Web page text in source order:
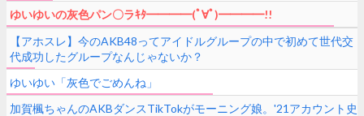
ゆいゆいの灰色パン〇ラｷﾀ━━━━(ﾟ∀ﾟ)━━━━!!
【アホスレ】今のAKB48ってアイドルグループの中で初めて世代交
代成功したグループなんじゃないか？
ゆいゆい「灰色でごめんね」
加賀楓ちゃんのAKBダンスTikTokがモーニング娘。'21アカウント史